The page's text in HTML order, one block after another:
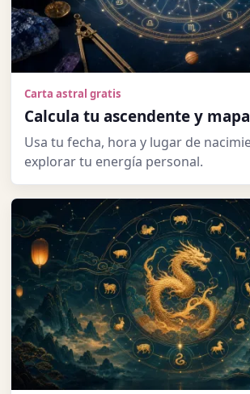
Carta astral gratis
Calcula tu ascendente y
Usa tu fecha, hora y lugar de
explorar tu energía personal.